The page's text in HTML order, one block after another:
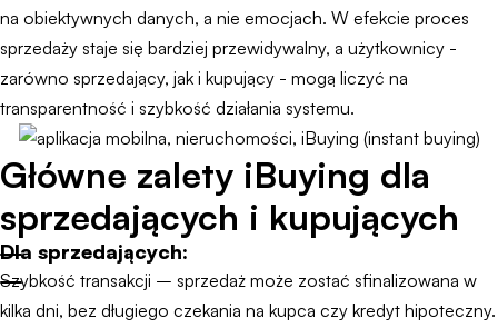
na obiektywnych danych, a nie emocjach. W efekcie proces
sprzedaży staje się bardziej przewidywalny, a użytkownicy -
zarówno sprzedający, jak i kupujący - mogą liczyć na
transparentność i szybkość działania systemu.
Główne zalety iBuying dla
sprzedających i kupujących
Dla sprzedających:
Szybkość transakcji – sprzedaż może zostać sfinalizowana w
kilka dni, bez długiego czekania na kupca czy kredyt hipoteczny.